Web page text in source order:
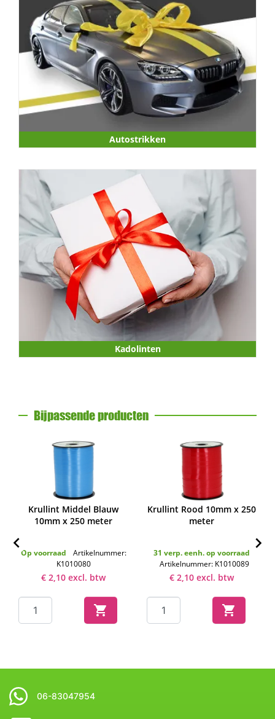
Autostrikken
Kadolinten
Bijpassende producten

Krullint Middel Blauw
10mm x 250 meter
Op voorraad
Artikelnummer:
K1010080
€ 2,10 excl. btw

Krullint Rood 10mm x 250
meter
31 verp. eenh. op voorraad
Artikelnummer: K1010089
€ 2,10 excl. btw


06-83047954